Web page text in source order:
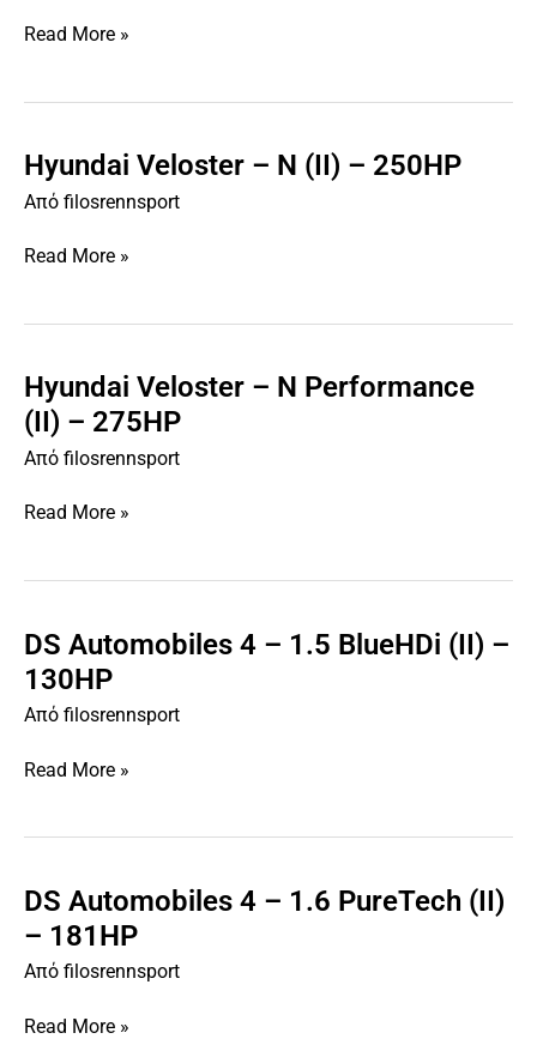
GDI
–
Read More »
Hyundai Veloster – N (II) – 250HP
Από filosrennsport
Hyundai
Veloster
–
N
250HP
Read More »
Hyundai Veloster – N Performance
(II) – 275HP
Από filosrennsport
Hyundai
Veloster
–
N
(II)
275HP
Read More »
DS Automobiles 4 – 1.5 BlueHDi (II) –
130HP
Από filosrennsport
DS
Automobiles
4
–
BlueHDi
–
Read More »
DS Automobiles 4 – 1.6 PureTech (II)
– 181HP
Από filosrennsport
DS
Automobiles
–
PureTech
Read More »